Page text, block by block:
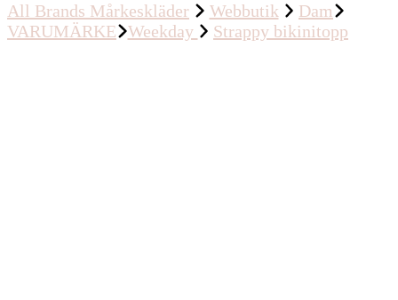
All Brands Mårkeskläder Webbutik
Dam
VARUMÄRKE
Weekday Strappy bikinitopp